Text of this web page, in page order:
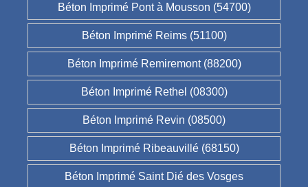
Béton Imprimé Pont à Mousson (54700)
Béton Imprimé Reims (51100)
Béton Imprimé Remiremont (88200)
Béton Imprimé Rethel (08300)
Béton Imprimé Revin (08500)
Béton Imprimé Ribeauvillé (68150)
Béton Imprimé Saint Dié des Vosges